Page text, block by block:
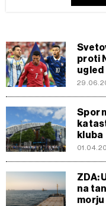
proti
ugled
Spor
kluba
ZDA:
na
morju